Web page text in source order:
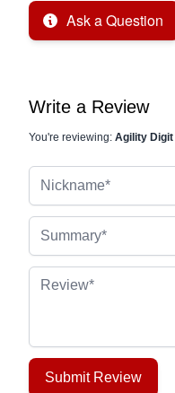
Ask a Question
Write a Review
You're reviewing:
Review
Submit Review